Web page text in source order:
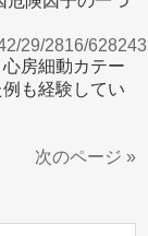
29/2816/
房細動カテー
も経験してい
次のページ »